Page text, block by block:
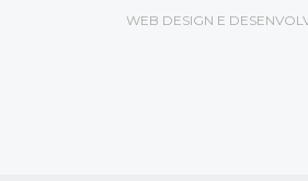
WEB DESIGN E